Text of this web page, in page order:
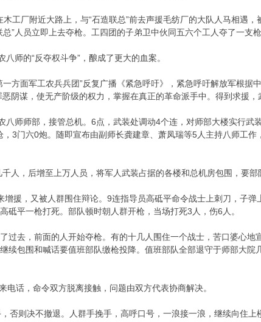
厂附近大路上，与“石造联总”前去声援毛纺厂的大队人马相遇，
总”人员立即上去夺枪。工四团的子弟卫中伙同五六个工人夺了一支
师的“反夺权斗争”，酿成了更大的血案。
面军工农兵兵团”反复广播《紧急呼吁》，紧急呼吁解放军根据
阴谋，使无产阶级的权力，掌握在真正的革命派手中。得到求援，
师师部，接管总机。6点，武装处调动4个连，对师部大楼实行武
3门六0炮。随即宣布由副师长龚建章、萧凤瑞等5人主持八师工作
，后增至上万人员，将军人武装占据的各楼和总机房包围，要部
援，又被人群围住辩论。9连指导员高砥平命令战士上刺刀，子弹
砥平一枪打死。部队顿时朝人群开枪，当场打死3人，伤6人。
去，前面的人开始夺枪。有的十几人围住一个战士，苦口婆心地
续包围和喊话要值班部队缴枪投降。值班部队全部退守于师部大
话，命令双方脱离接触，问题由双方代表协商解决。
否则决不撤退。人群手挽手，高呼口号，一浪接一浪，继续向住